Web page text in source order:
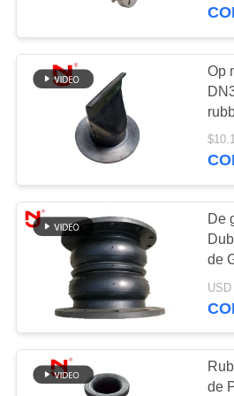
CONTACTEER
VERZOEK
OM EEN
CITAAT
SITEMAP
epdm
De dubbele
Verbinding
Gebied
Op
met
De
de
het
USD
de